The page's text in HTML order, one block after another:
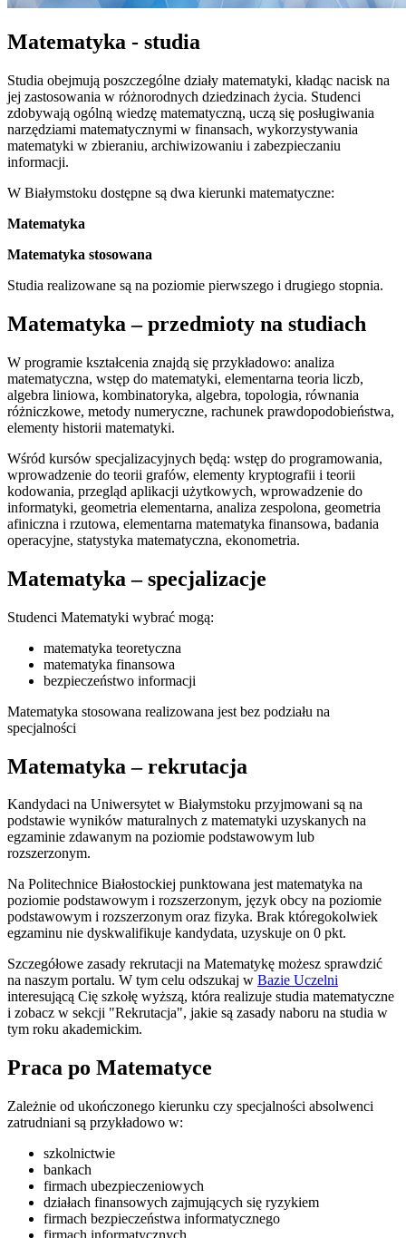
Matematyka - studia
Studia obejmują poszczególne działy matematyki, kładąc nacisk na
jej zastosowania w różnorodnych dziedzinach życia. Studenci
zdobywają ogólną wiedzę matematyczną, uczą się posługiwania
narzędziami matematycznymi w finansach, wykorzystywania
matematyki w zbieraniu, archiwizowaniu i zabezpieczaniu
informacji.
W Białymstoku dostępne są dwa kierunki matematyczne:
Matematyka
Matematyka stosowana
Studia realizowane są na poziomie pierwszego i drugiego stopnia.
Matematyka – przedmioty na studiach
W programie kształcenia znajdą się przykładowo: analiza
matematyczna, wstęp do matematyki, elementarna teoria liczb,
algebra liniowa, kombinatoryka, algebra, topologia, równania
różniczkowe, metody numeryczne, rachunek prawdopodobieństwa,
elementy historii matematyki.
Wśród kursów specjalizacyjnych będą: wstęp do programowania,
wprowadzenie do teorii grafów, elementy kryptografii i teorii
kodowania, przegląd aplikacji użytkowych, wprowadzenie do
informatyki, geometria elementarna, analiza zespolona, geometria
afiniczna i rzutowa, elementarna matematyka finansowa, badania
operacyjne, statystyka matematyczna, ekonometria.
Matematyka – specjalizacje
Studenci Matematyki wybrać mogą:
matematyka teoretyczna
matematyka finansowa
bezpieczeństwo informacji
Matematyka stosowana realizowana jest bez podziału na
specjalności
Matematyka – rekrutacja
Kandydaci na Uniwersytet w Białymstoku przyjmowani są na
podstawie wyników maturalnych z matematyki uzyskanych na
egzaminie zdawanym na poziomie podstawowym lub
rozszerzonym.
Na Politechnice Białostockiej punktowana jest matematyka na
poziomie podstawowym i rozszerzonym, język obcy na poziomie
podstawowym i rozszerzonym oraz fizyka. Brak któregokolwiek
egzaminu nie dyskwalifikuje kandydata, uzyskuje on 0 pkt.
Szczegółowe zasady rekrutacji na Matematykę możesz sprawdzić
na naszym portalu. W tym celu odszukaj w Bazie Uczelni
interesującą Cię szkołę wyższą, która realizuje studia matematyczne
i zobacz w sekcji "Rekrutacja", jakie są zasady naboru na studia w
tym roku akademickim.
Praca po Matematyce
Zależnie od ukończonego kierunku czy specjalności absolwenci
zatrudniani są przykładowo w:
szkolnictwie
bankach
firmach ubezpieczeniowych
działach finansowych zajmujących się ryzykiem
firmach bezpieczeństwa informatycznego